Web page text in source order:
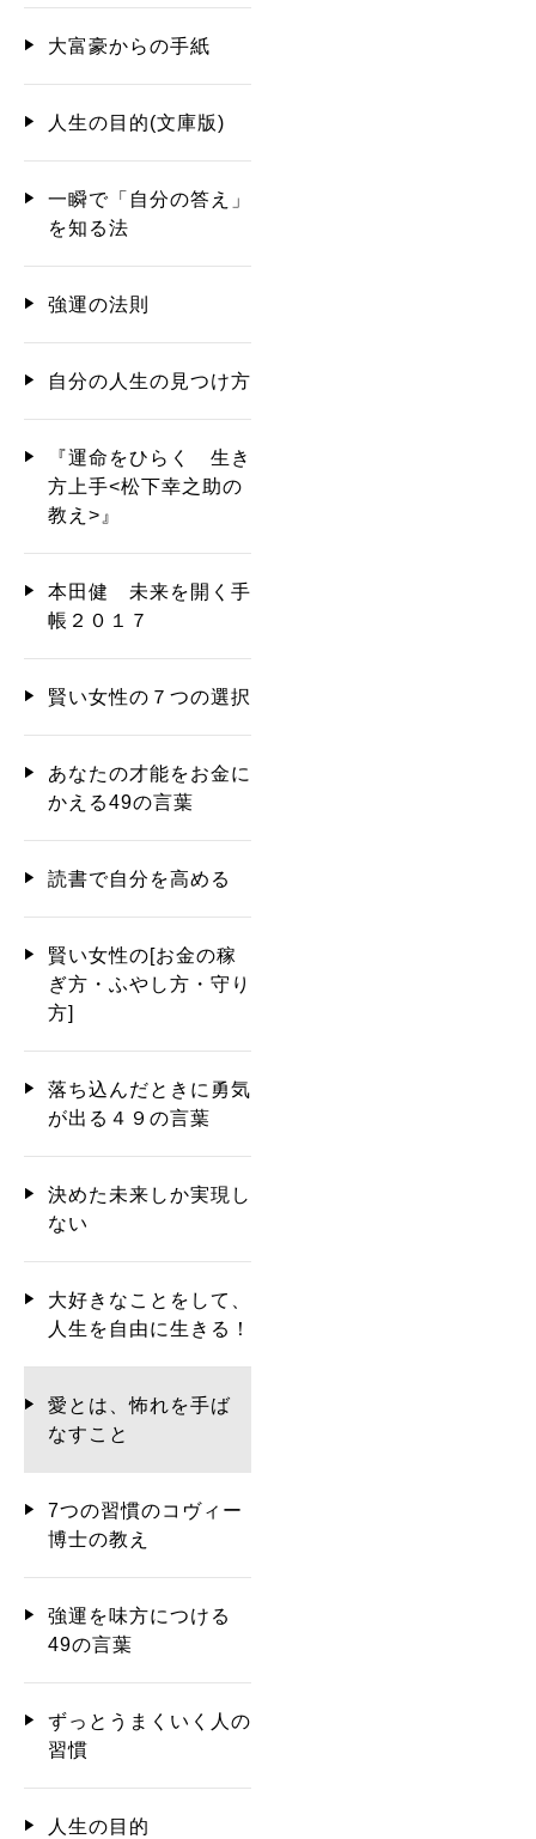
大富豪からの手紙
人生の目的(文庫版)
一瞬で「自分の答え」
を知る法
強運の法則
自分の人生の見つけ方
『運命をひらく 生き
方上手<松下幸之助の
教え>』
本田健 未来を開く手
帳２０１７
賢い女性の７つの選択
あなたの才能をお金に
かえる49の言葉
読書で自分を高める
賢い女性の[お金の稼
ぎ方・ふやし方・守り
方]
落ち込んだときに勇気
が出る４９の言葉
決めた未来しか実現し
ない
大好きなことをして、
人生を自由に生きる！
愛とは、怖れを手ば
なすこと
7つの習慣のコヴィー
博士の教え
強運を味方につける
49の言葉
ずっとうまくいく人の
習慣
人生の目的